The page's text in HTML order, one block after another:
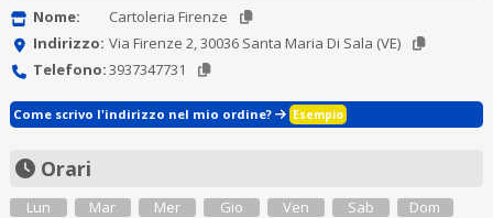
Nome:
Cartoleria Firenze
Indirizzo: Via Firenze 2, 30036 Santa Maria Di Sala (VE)
Telefono:3937347731
Come scrivo l'indirizzo nel mio ordine? Esempio
Orari
Lun
Mar
Mer
Gio
Ven
Sab
Dom